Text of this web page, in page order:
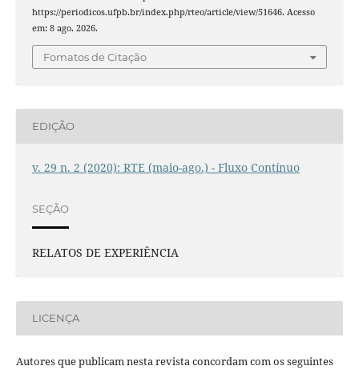
https://periodicos.ufpb.br/index.php/rteo/article/view/51646. Acesso
em: 8 ago. 2026.
Fomatos de Citação
EDIÇÃO
v. 29 n. 2 (2020): RTE (maio-ago.) - Fluxo Contínuo
SEÇÃO
RELATOS DE EXPERIÊNCIA
LICENÇA
Autores que publicam nesta revista concordam com os seguintes